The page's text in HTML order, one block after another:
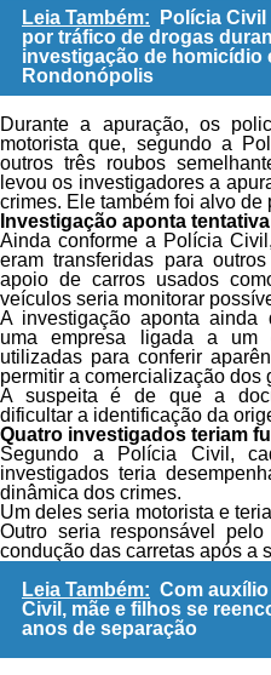
Leia Também:
Polícia
por tráfico de drogas
investigação de homicídio
Rondonópolis
Durante a apuração, os
motorista que, segundo a
outros três roubos
levou os investigadores a
crimes. Ele também foi alvo de
Investigação aponta
Ainda conforme a Polícia
eram transferidas para
apoio de carros usados
veículos seria monitorar
A investigação aponta
uma empresa ligada a um
utilizadas para conferir
permitir a comercialização dos
A suspeita é de que a
dificultar a identificação da
Quatro investigados teriam
Segundo a Polícia Civil,
investigados teria
dinâmica dos crimes.
Um deles seria motorista e
Outro seria responsável
condução das carretas após a
Leia Também: Com
Civil, mãe e filhos se
anos de separação